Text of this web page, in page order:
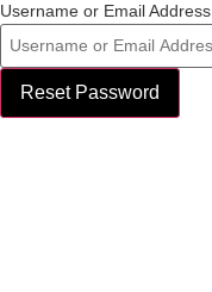
Username or Email Address
Reset Password